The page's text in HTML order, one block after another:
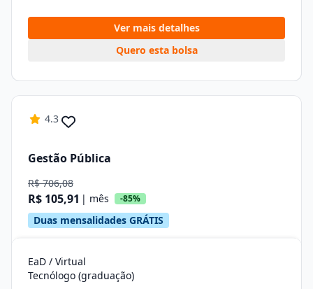
Ver mais detalhes
Quero esta bolsa
4.3
Gestão Pública
R$ 706,08
R$ 105,91 | mês -85%
Duas mensalidades GRÁTIS
EaD / Virtual
Tecnólogo (graduação)